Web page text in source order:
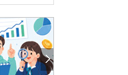
골목 맛집 발굴 고메 셀렉션…부산시, 페스티벌 시월 연계
이란 공습 경고·취소 되풀이…오락가락 트럼프 비꼰 ‘타코’